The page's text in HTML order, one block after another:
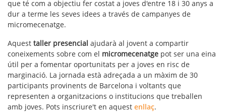
que té com a objectiu fer costat a joves d'entre 18 i 30 anys a
dur a terme les seves idees a través de campanyes de
micromecenatge.
Aquest taller presencial ajudarà al jovent a compartir
coneixements sobre com el micromecenatge pot ser una eina
útil per a fomentar oportunitats per a joves en risc de
marginació. La jornada està adreçada a un màxim de 30
participants provinents de Barcelona i voltants que
representen a organitzacions o institucions que treballen
amb joves. Pots inscriure't en aquest enllaç.